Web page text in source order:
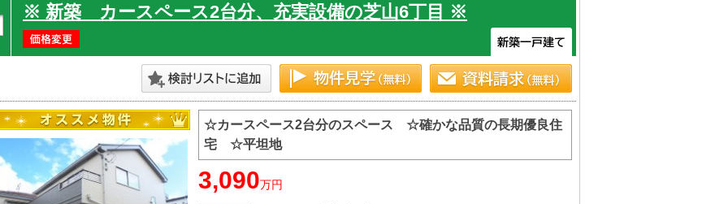
※ 新築 カースペース2台分、充実設備の芝山6丁目 ※
☆カースペース2台分のスペース ☆確かな品質の長期優良住
宅 ☆平坦地
3,090万円